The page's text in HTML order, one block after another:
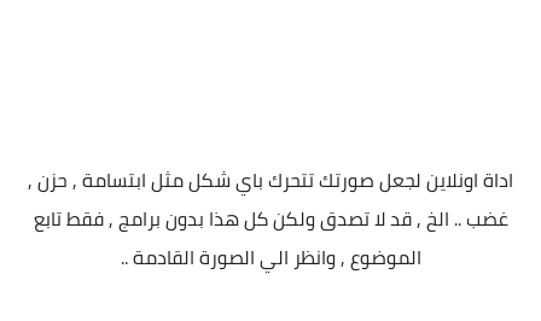
اداة اونلاين لجعل صورتك تتحرك باي شكل مثل ابتسامة , حزن ,
غضب .. الخ , قد لا تصدق ولكن كل هذا بدون برامج , فقط تابع
الموضوع , وانظر الي الصورة القادمة ..